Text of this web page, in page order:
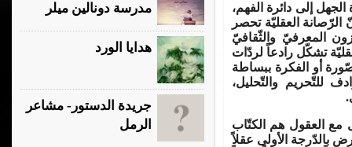
إلى دائرة الفهم،
الرّصانة العقليّة تحصر
المعرفيّ والثّقافيّ
تشكّل رادعاً لردّات
أو الفكرة ببساطة
للتّحريم والتّحليل،
العقول هم الكتّاب
بالدّرجة الأولى عقلاً
مدرسة دونالين ميلر
هدايا الورد
جريدة الدستور- مشاعر
الرمل